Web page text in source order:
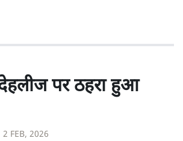
पर ठहरा हुआ
2 FEB, 2026